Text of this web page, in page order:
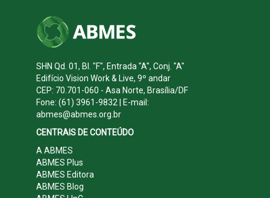
SHN Qd. 01, Bl. "F", Entrada "A", Conj. "A"
Edifício Vision Work & Live, 9º andar
CEP: 70.701-060 - Asa Norte, Brasília/DF
Fone: (61) 3961-9832 | E-mail:
abmes@abmes.org.br
CENTRAIS DE CONTEÚDO
A ABMES
ABMES Plus
ABMES Editora
ABMES Blog